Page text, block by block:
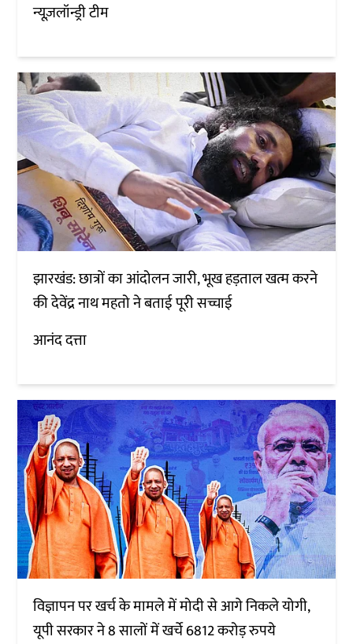
न्यूज़लॉन्ड्री टीम
झारखंड: छात्रों का आंदोलन जारी, भूख हड़ताल खत्म करने
की देवेंद्र नाथ महतो ने बताई पूरी सच्चाई
आनंद दत्ता
विज्ञापन पर खर्च के मामले में मोदी से आगे निकले योगी,
यूपी सरकार ने 8 सालों में खर्चे 6812 करोड़ रुपये